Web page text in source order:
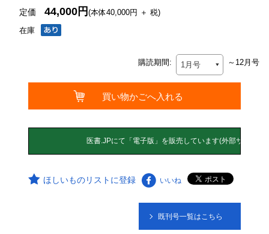
在庫
定価44,000円(本体40,000円 ＋ 税)
購読期間: ～12月号
ほしいものリストに登録 いいね
既刊号一覧はこちら